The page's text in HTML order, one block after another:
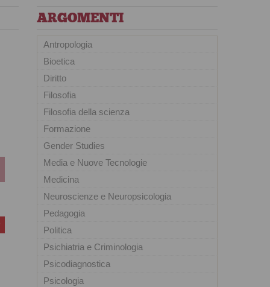
ARGOMENTI
Antropologia
Bioetica
Diritto
Filosofia
Filosofia della scienza
Formazione
Gender Studies
Media e Nuove Tecnologie
Medicina
Neuroscienze e Neuropsicologia
Pedagogia
Politica
Psichiatria e Criminologia
Psicodiagnostica
Psicologia